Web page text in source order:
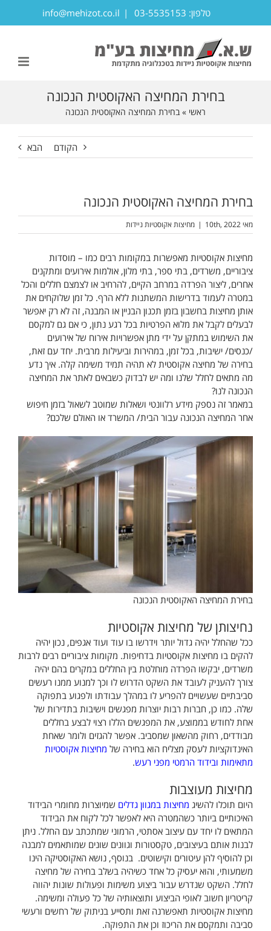
טלפון: 03-5535153 |
info@mehizot.co.il
בחירת המחיצה האקוסטית הנכונה
ראשי »בחירת המחיצה האקוסטית הנכונה
הקודם הבא
בחירת המחיצה האקוסטית הנכונה
מאי 10th, 2022 | מחיצות אקוסטיות ניידות
מחיצות אקוסטיות מאפשרות במקומות רבים כמו – מוסדות
ציבוריים, משרדים, בתי ספר, בתי מלון, אולמות אירועים ומתקנים
אחרים, ליצור הפרדה במרחב הקיים, להרחיב או לצמצם חללים והכל
במטרה לעמוד בדרישות המשתנות ללא הרף. כל זמן שלוקחים את
אותן מחיצות בחשבון בזמן תכנון הבניין או המבנה, זה לא רק יאפשר
לבעלים לקבל את מלוא הפרטיות בכל רגע נתון, כי אם גם למקסם
את השימוש במתקן על ידי מתן אפשרויות אירוח של אירועים
/כנסים/ ישיבות, בכל זמן, במהירות וביעילות מרבית. יחד עם זאת,
בחירה של מחיצה אקוסטית לא תהיה תמיד משימה קלה. איך נדע
מה מתאים לחלל שלנו ומה יש לבדוק כשבאים לאתר את המחיצה
הנכונה לנו?
במאמר זה נספק מידע רלוונטי ושאלות שמוטב לשאול בזמן חיפוש
אחר המחיצה הנכונה עבור הבית/ המשרד או האולם שלכם?
בחירת המחיצה האקוסטית הנכונה
נחיצותן של מחיצות אקוסטיות
ככל שהחלל יהיה גדול יותר וידרשו בו עוד ועוד אגפים, נכון יהיה
להקים בו מחיצות אקוסטיות בדחיפות. מקומות ציבוריים רבים לרבות
משרדים, יבקשו הפרדה מוחלטת בין החללים במקרים בהם יהיה
צורך להעניק לעובד את השקט הדרוש לו וכך למנוע ממנו רעשים
סביבתיים שעשויים להפריע לו במהלך עבודתו ולפגוע בתפוקה
שלה. כמו כן, חברות רבות יוצרות מפגשים וישיבות בתדירות של
אחת לחודש בממוצע, את המפגשים הללו רצוי לבצע בחללים
מבודדים, רחוק מהשאון שמסביב. אפשר להגזים ולומר שאחת
האינדוקציות לעסק מצליח הוא בחירה של מחיצות אקוסטיות
מתאימות ובידוד הרמטי מפני רעש.
מחיצות מעוצבות
היום תוכלו להשיג מחיצות במגוון גדלים שמיוצרות מחומרי הבידוד
האיכותיים ביותר כשהמטרה היא לאפשר לכל לקוח את הבידוד
המתאים לו יחד עם עיצוב אסתטי, הרמוני שמתכתב עם החלל. ניתן
לבנות אותם בעיצובים, טקסטורות וגוונים שונים שמותאמים למבנה
וכן להוסיף להן עיטורים וקישוטים. בנוסף, נושא האקוסטיקה הינו
משמעותי, והוא יעסיק כל אחד כשיהיה בשלב בחירה של מחיצה
לחלל. השקט שנדרש עבור ביצוע משימות ופעולות שונות יהווה
קריטריון חשוב לאופי הביצוע ותוצאותיה של כל פעולה ומשימה.
מחיצות אקוסטיות תאפשרנה זאת ותסייע בניתוק של רחשים ורעשי
סביבה ותמקסם את הריכוז וכן את התפוקה.
פתח סרגל נגישות